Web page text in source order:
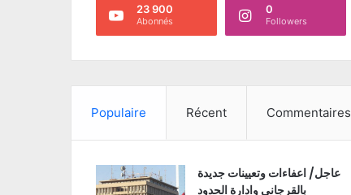
23 900
Abonnés
0
Followers
Populaire Récent Commentaires
عاجل/ اعفاءات وتعيينات جديدة
بالقرجاني وادارة الحدود